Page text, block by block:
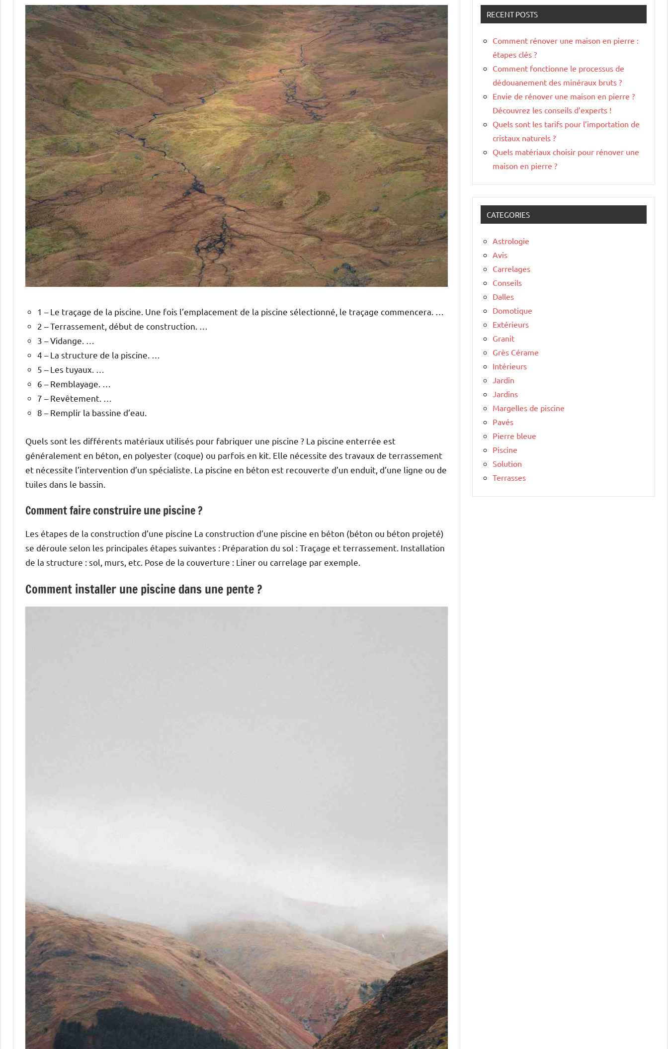
1 – Le traçage de la piscine. Une fois l’emplacement de la piscine sélectionné, le traçage commencera. …
2 – Terrassement, début de construction. …
3 – Vidange. …
4 – La structure de la piscine. …
5 – Les tuyaux. …
6 – Remblayage. …
7 – Revêtement. …
8 – Remplir la bassine d’eau.
Quels sont les différents matériaux utilisés pour fabriquer une piscine ? La piscine enterrée est
généralement en béton, en polyester (coque) ou parfois en kit. Elle nécessite des travaux de terrassement
et nécessite l’intervention d’un spécialiste. La piscine en béton est recouverte d’un enduit, d’une ligne ou de
tuiles dans le bassin.
Comment faire construire une piscine ?
Les étapes de la construction d’une piscine La construction d’une piscine en béton (béton ou béton projeté)
se déroule selon les principales étapes suivantes : Préparation du sol : Traçage et terrassement. Installation
de la structure : sol, murs, etc. Pose de la couverture : Liner ou carrelage par exemple.
Comment installer une piscine dans une pente ?
RECENT POSTS
Comment rénover une maison en pierre :
étapes clés ?
Comment fonctionne le processus de
dédouanement des minéraux bruts ?
Envie de rénover une maison en pierre ?
Découvrez les conseils d’experts !
Quels sont les tarifs pour l’importation de
cristaux naturels ?
Quels matériaux choisir pour rénover une
maison en pierre ?
CATEGORIES
Astrologie
Avis
Carrelages
Conseils
Dalles
Domotique
Extérieurs
Granit
Grès Cérame
Intérieurs
Jardin
Jardins
Margelles de piscine
Pavés
Pierre bleue
Piscine
Solution
Terrasses